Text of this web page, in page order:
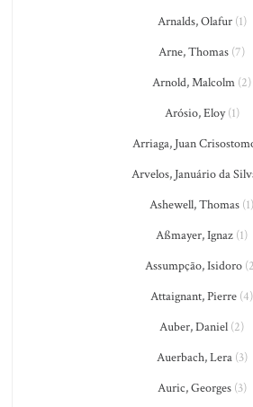
Arnalds, Olafur(1)
Arne, Thomas (7)
Arnold, Malcolm (2)
Arósio, Eloy(1)
Arriaga, Juan
Arvelos, Januário da
Ashewell, Thomas (1)
Aßmayer, Ignaz (1)
Assumpção, Isidoro
Attaignant, Pierre (4)
Auber, Daniel (2)
Auerbach, Lera(3)
Auric, Georges(3)